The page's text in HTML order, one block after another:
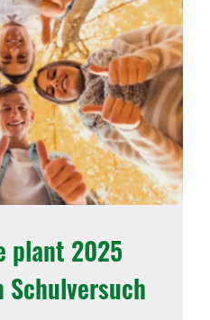
plant 2025
Schulversuch